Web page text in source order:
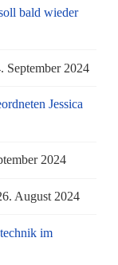
bald wieder
September 2024
Jessica
2024
August 2024
im